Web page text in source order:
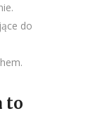
do
to